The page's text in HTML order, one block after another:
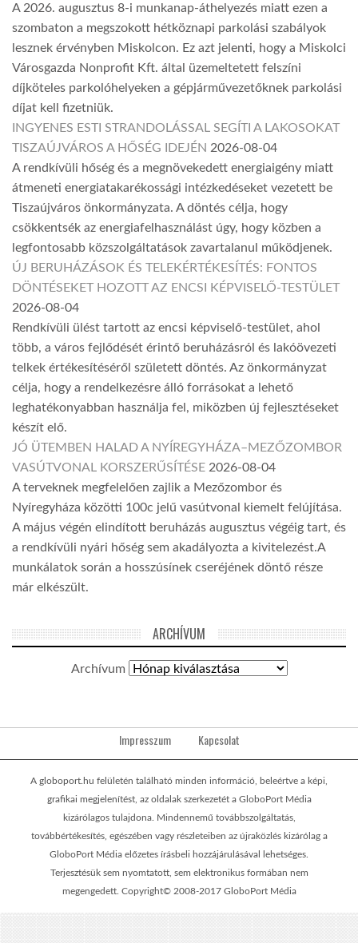
A 2026. augusztus 8-i munkanap-áthelyezés miatt ezen a
szombaton a megszokott hétköznapi parkolási szabályok
lesznek érvényben Miskolcon. Ez azt jelenti, hogy a Miskolci
Városgazda Nonprofit Kft. által üzemeltetett felszíni
díjköteles parkolóhelyeken a gépjárművezetőknek parkolási
díjat kell fizetniük.
INGYENES ESTI STRANDOLÁSSAL SEGÍTI A LAKOSOKAT
TISZAÚJVÁROS A HŐSÉG IDEJÉN 2026-08-04
A rendkívüli hőség és a megnövekedett energiaigény miatt
átmeneti energiatakarékossági intézkedéseket vezetett be
Tiszaújváros önkormányzata. A döntés célja, hogy
csökkentsék az energiafelhasználást úgy, hogy közben a
legfontosabb közszolgáltatások zavartalanul működjenek.
ÚJ BERUHÁZÁSOK ÉS TELEKÉRTÉKESÍTÉS: FONTOS
DÖNTÉSEKET HOZOTT AZ ENCSI KÉPVISELŐ-TESTÜLET
2026-08-04
Rendkívüli ülést tartott az encsi képviselő-testület, ahol
több, a város fejlődését érintő beruházásról és lakóövezeti
telkek értékesítéséről született döntés. Az önkormányzat
célja, hogy a rendelkezésre álló forrásokat a lehető
leghatékonyabban használja fel, miközben új fejlesztéseket
készít elő.
JÓ ÜTEMBEN HALAD A NYÍREGYHÁZA–MEZŐZOMBOR
VASÚTVONAL KORSZERŰSÍTÉSE 2026-08-04
A terveknek megfelelően zajlik a Mezőzombor és
Nyíregyháza közötti 100c jelű vasútvonal kiemelt felújítása.
A május végén elindított beruházás augusztus végéig tart, és
a rendkívüli nyári hőség sem akadályozta a kivitelezést.A
munkálatok során a hosszúsínek cseréjének döntő része
már elkészült.
ARCHÍVUM
Archívum
Impresszum Kapcsolat
A globoport.hu felületén található minden információ, beleértve a képi,
grafikai megjelenítést, az oldalak szerkezetét a GloboPort Média
kizárólagos tulajdona. Mindennemű továbbszolgáltatás,
továbbértékesítés, egészében vagy részleteiben az újraközlés kizárólag a
GloboPort Média előzetes írásbeli hozzájárulásával lehetséges.
Terjesztésük sem nyomtatott, sem elektronikus formában nem
megengedett. Copyright© 2008-2017 GloboPort Média